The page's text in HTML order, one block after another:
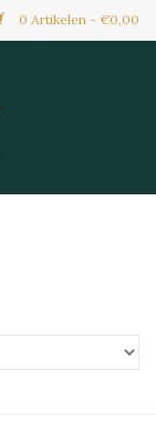
0 Artikelen - €0,00